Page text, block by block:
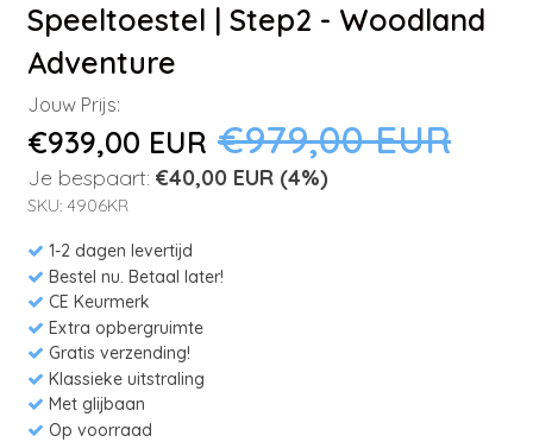
Speeltoestel | Step2 - Woodland
Adventure
Jouw Prijs:
€939,00 EUR €979,00 EUR
Je bespaart: €40,00 EUR (4%)
SKU: 4906KR
1-2 dagen levertijd
Bestel nu. Betaal later!
CE Keurmerk
Extra opbergruimte
Gratis verzending!
Klassieke uitstraling
Met glijbaan
Op voorraad